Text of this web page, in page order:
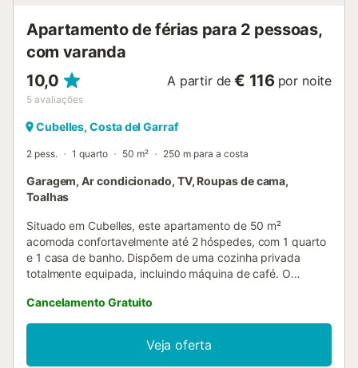
Apartamento de férias para 2 pessoas,
com varanda
10,0
5 avaliações
A partir de € 116 por noite
Cubelles, Costa del Garraf
2 pess. 1 quarto 50 m² 250 m para a costa
Garagem, Ar condicionado, TV, Roupas de cama,
Toalhas
Situado em Cubelles, este apartamento de 50 m²
acomoda confortavelmente até 2 hóspedes, com 1 quarto
e 1 casa de banho. Dispõem de uma cozinha privada
totalmente equipada, incluindo máquina de café. O
aquecimento em todas as divisões, TV privada, máquina
de lavar roupa, ventilador, acesso interior sem escadas e
elevador privado para maior comodidade. Podem
desfrutar do exterior na varanda privada ou no terraço
Cancelamento Gratuito
Veja oferta